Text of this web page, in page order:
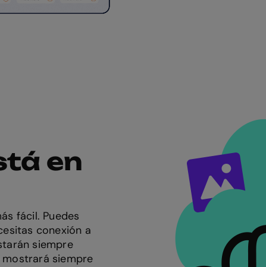
en
fácil. Puedes
conexión a
siempre
mostrará siempre